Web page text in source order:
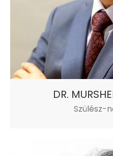
DR.
Szülész-